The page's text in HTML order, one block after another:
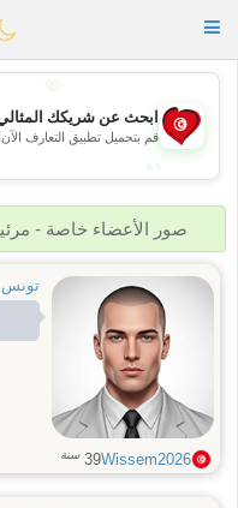
Toggle
ابحث عن شريكك
قم بتحميل تطبيق التعارف الآن!
صور الأعضاء خاصة -
تونس
Wissem2026
39 سنة